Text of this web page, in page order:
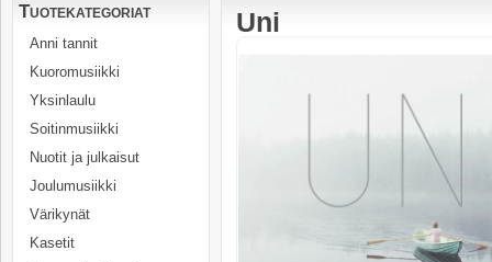
Tuotekategoriat
Anni tannit
Kuoromusiikki
Yksinlaulu
Soitinmusiikki
Nuotit ja julkaisut
Joulumusiikki
Värikynät
Kasetit
Uni